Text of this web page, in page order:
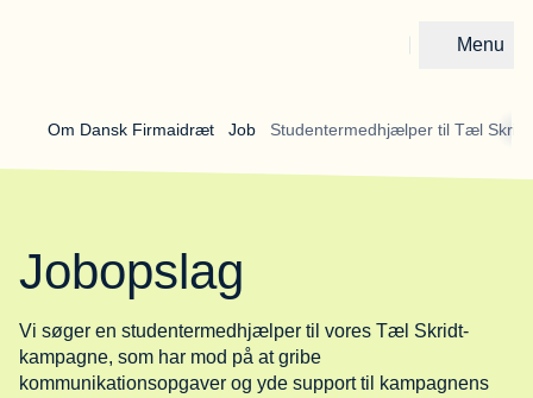
Menu
Om Dansk Firmaidræt Job Studentermedhjælper til Tæl Skridt
Jobopslag
Vi søger en studentermedhjælper til vores Tæl Skridt-
kampagne, som har mod på at gribe
kommunikationsopgaver og yde support til kampagnens